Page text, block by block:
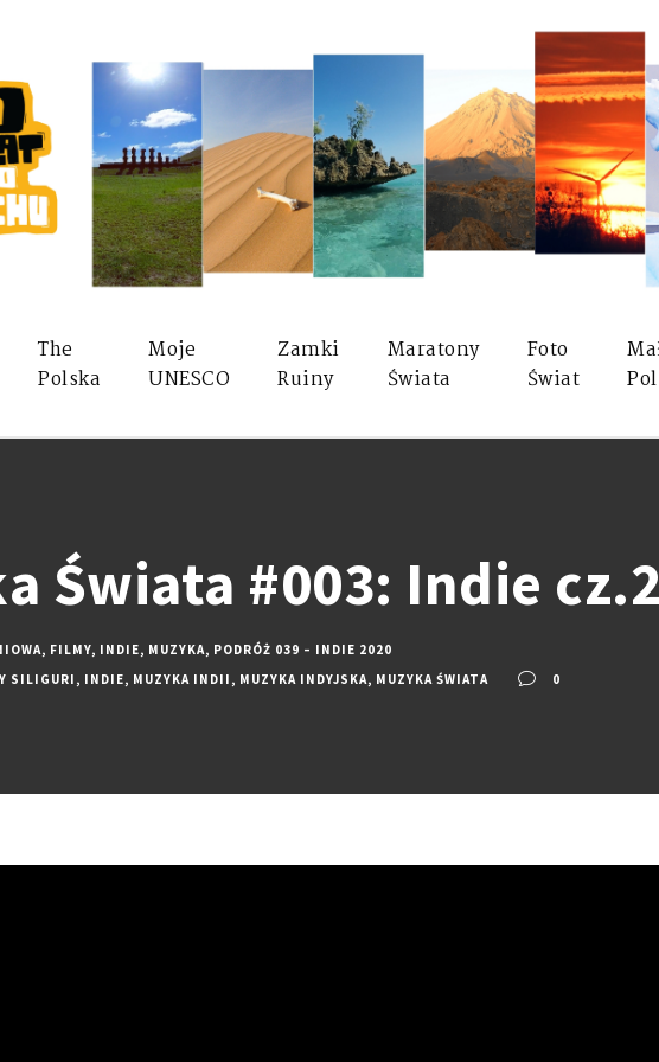
The
Polska
Moje
UNESCO
Zamki
Ruiny
Maratony
Świata
Foto
Świat
Świata #003: Indie
, FILMY, INDIE, MUZYKA, PODRÓŻ 039 – INDIE 2020
SILIGURI , INDIE, MUZYKA INDII , MUZYKA INDYJSKA, MUZYKA ŚWIATA 0